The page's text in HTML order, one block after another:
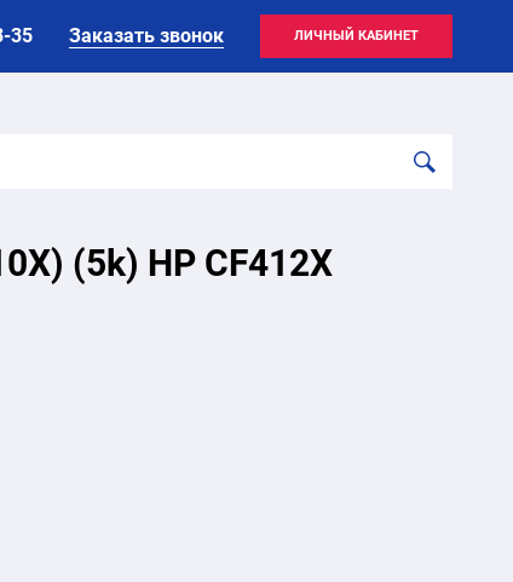
35 Заказать звонок ЛИЧНЫЙ КАБИНЕТ
(5k) HP CF412X